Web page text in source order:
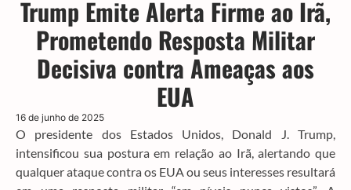
Trump Emite Alerta Firme ao Irã,
Prometendo Resposta Militar
Decisiva contra Ameaças aos
EUA
16 de junho de 2025
O presidente dos Estados Unidos, Donald J. Trump,
intensificou sua postura em relação ao Irã, alertando que
qualquer ataque contra os EUA ou seus interesses resultará